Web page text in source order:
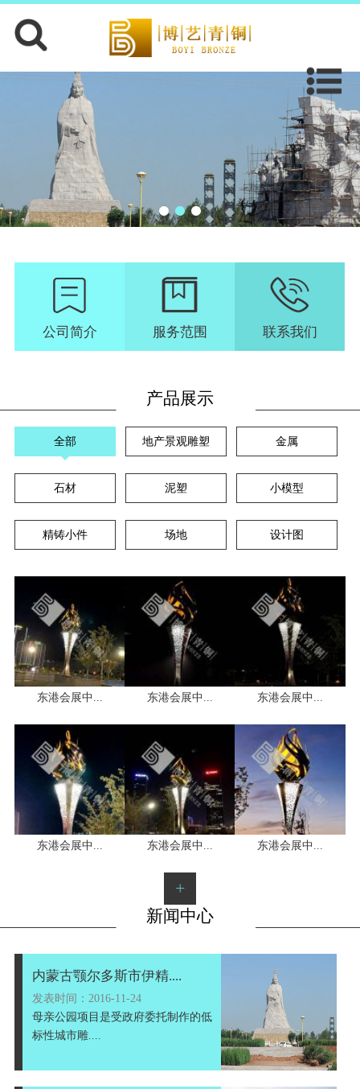
1 2
公司简介 服务范围 联系我们
产品展示
全部 地产景观雕塑 金属
石材 泥塑 小模型
精铸小件 场地 设计图
东港会展中... 东港会展中... 东港会展中...
东港会展中... 东港会展中...
东港会展中...
+
新闻中心
内蒙古颚尔多斯市伊精....
发表时间：2016-11-24
母亲公园项目是受政府委托制作的低
标性城市雕....